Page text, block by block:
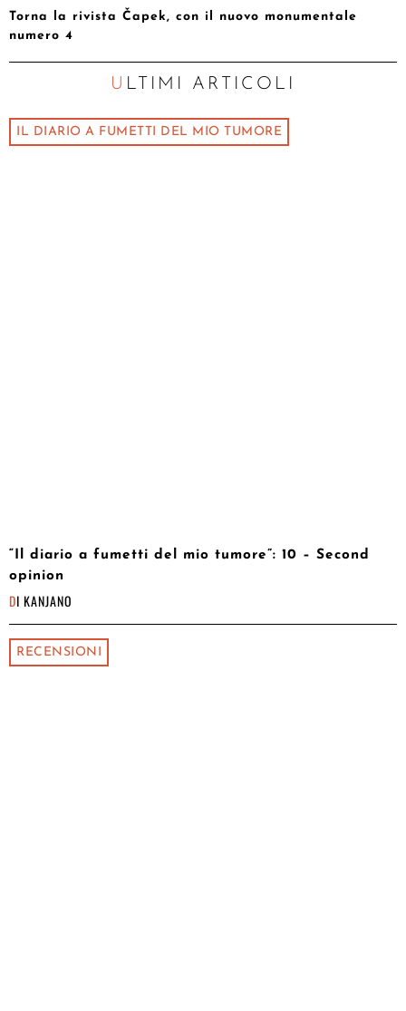
Torna la rivista Čapek, con il nuovo monumentale
numero 4
ULTIMI ARTICOLI
IL DIARIO A FUMETTI DEL MIO TUMORE
“Il diario a fumetti del mio tumore”: 10 – Second
opinion
DI KANJANO
RECENSIONI